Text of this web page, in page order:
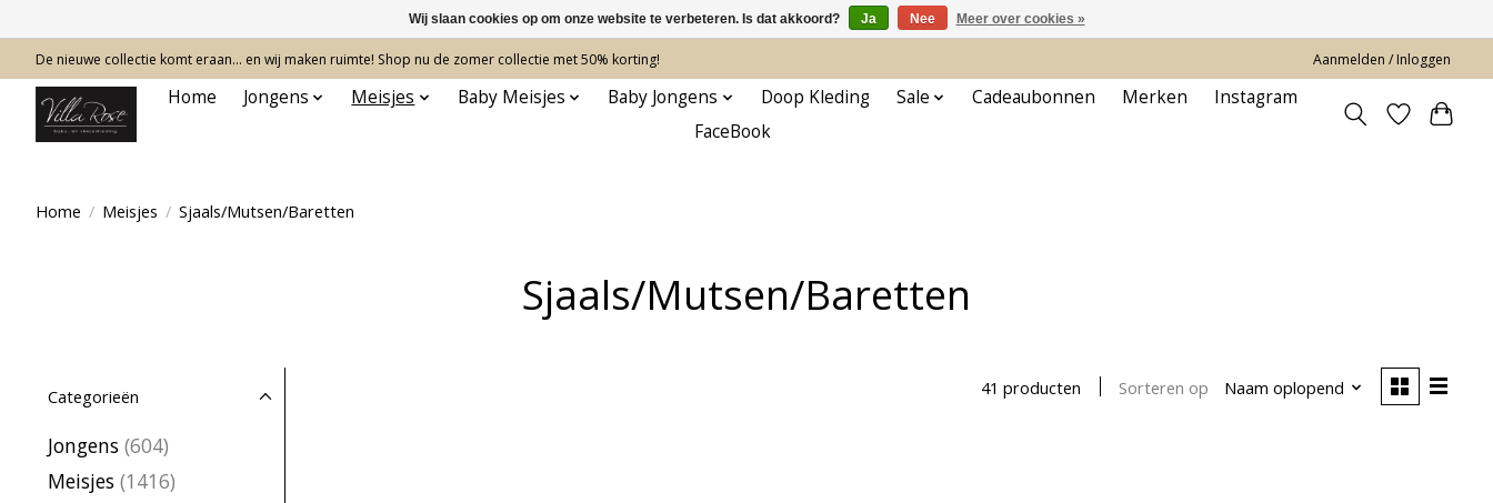
De nieuwe collectie komt eraan… en wij maken ruimte! Shop nu de zomer collectie met 50% korting! Aanmelden / Inloggen
Home Jongens Meisjes Baby Meisjes Baby Jongens Doop Kleding Sale Cadeaubonnen Merken
Instagram
FaceBook
Home / Meisjes / Sjaals/Mutsen/Baretten
Sjaals/Mutsen/Baretten
Categorieën
Jongens (604)
Meisjes (1416)
41 producten Sorteren op Naam oplopend
Wij slaan cookies op om onze website te verbeteren. Is dat akkoord? Ja Nee Meer over cookies »